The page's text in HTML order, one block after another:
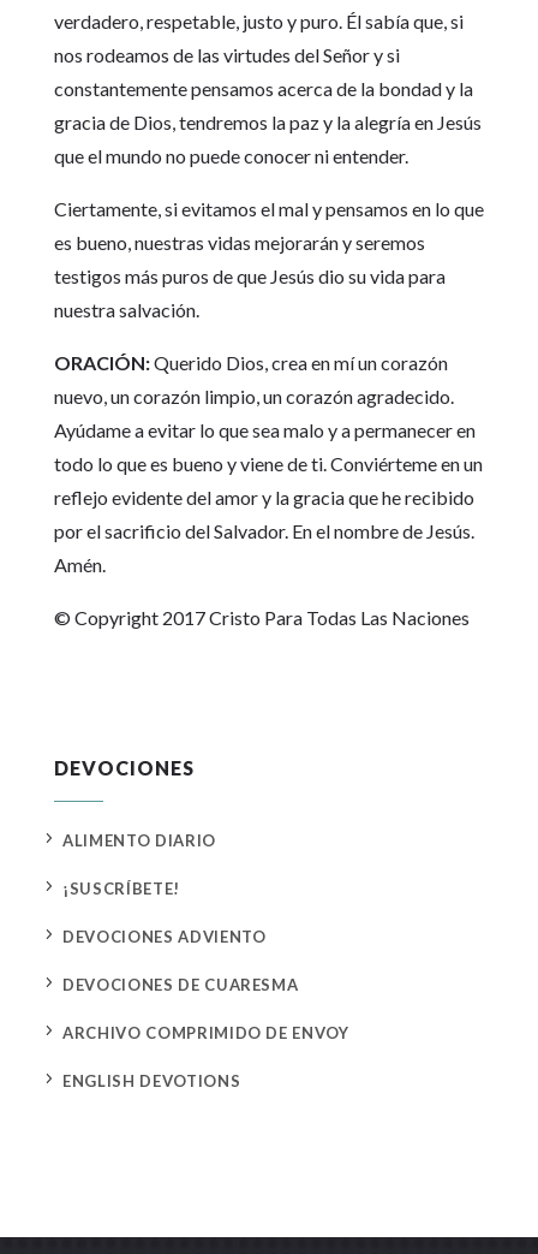
verdadero, respetable, justo y puro. Él sabía que, si
nos rodeamos de las virtudes del Señor y si
constantemente pensamos acerca de la bondad y la
gracia de Dios, tendremos la paz y la alegría en Jesús
que el mundo no puede conocer ni entender.
Ciertamente, si evitamos el mal y pensamos en lo que
es bueno, nuestras vidas mejorarán y seremos
testigos más puros de que Jesús dio su vida para
nuestra salvación.
ORACIÓN:Querido Dios, crea en mí un corazón
nuevo, un corazón limpio, un corazón agradecido.
Ayúdame a evitar lo que sea malo y a permanecer en
todo lo que es bueno y viene de ti. Conviérteme en un
reflejo evidente del amor y la gracia que he recibido
por el sacrificio del Salvador. En el nombre de Jesús.
Amén.
© Copyright 2017 Cristo Para Todas Las Naciones
DEVOCIONES
5 ALIMENTO DIARIO
5 ¡SUSCRÍBETE!
5 DEVOCIONES ADVIENTO
5 DEVOCIONES DE CUARESMA
5 ARCHIVO COMPRIMIDO DE ENVOY
5 ENGLISH DEVOTIONS